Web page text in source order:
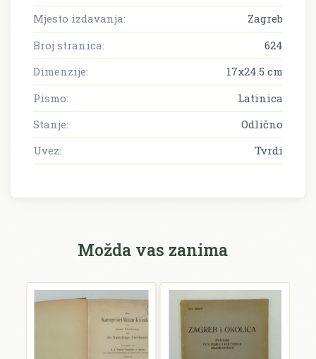
Mjesto izdavanja:
Zagreb
Broj stranica:
624
Dimenzije:
17x24.5 cm
Pismo:
Latinica
Stanje:
Odlično
Uvez:
Tvrdi
Možda vas zanima